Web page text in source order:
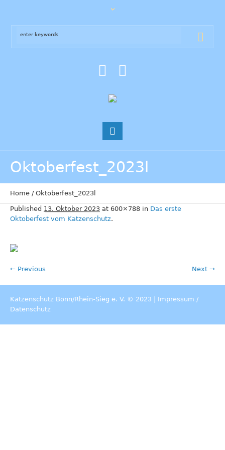
Oktoberfest_2023l
Home / Oktoberfest_2023l
Published 13. Oktober 2023 at 600×788 in Das erste
Oktoberfest vom Katzenschutz.
← Previous Next →
Katzenschutz Bonn/Rhein-Sieg e. V. © 2023 | Impressum /
Datenschutz